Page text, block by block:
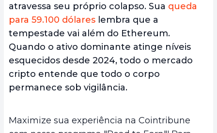
atravessa seu próprio colapso. Sua queda
para 59.100 dólares lembra que a
tempestade vai além do Ethereum.
Quando o ativo dominante atinge níveis
esquecidos desde 2024, todo o mercado
cripto entende que todo o corpo
permanece sob vigilância.
Maximize sua experiência na Cointribune